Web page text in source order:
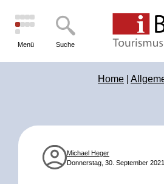
Menü Suche
Home
Michael Heger
Donnerstag, 30. September